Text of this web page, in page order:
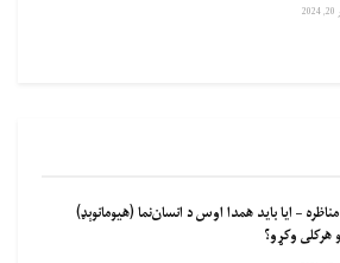
مناظره – ایا باید همدا اوس د انسان‌نما (هیومانوېډ)
هرکلی وکړو؟